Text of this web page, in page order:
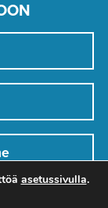
asetussivulla.